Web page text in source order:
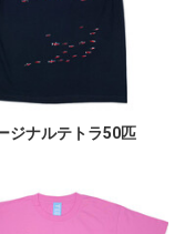
ジナルテトラ50匹